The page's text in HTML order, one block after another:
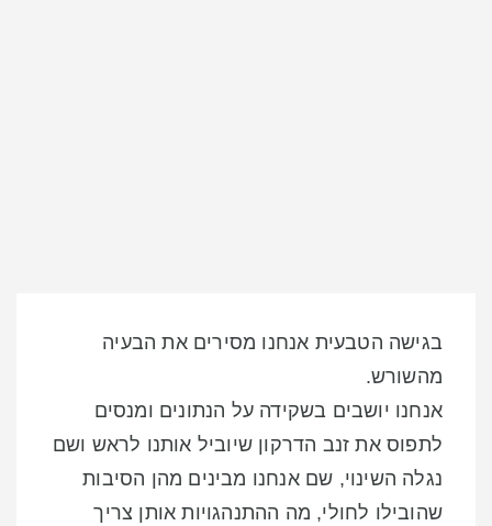
בגישה הטבעית אנחנו מסירים את הבעיה
מהשורש.
אנחנו יושבים בשקידה על הנתונים ומנסים
לתפוס את זנב הדרקון שיוביל אותנו לראש ושם
נגלה השינוי, שם אנחנו מבינים מהן הסיבות
שהובילו לחולי, מה ההתנהגויות אותן צריך